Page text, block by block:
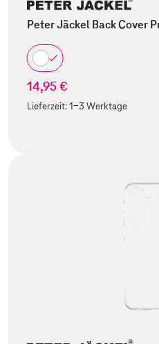
Peter Jäckel Back Cover
14,95 €
Lieferzeit:1-3 Werktage